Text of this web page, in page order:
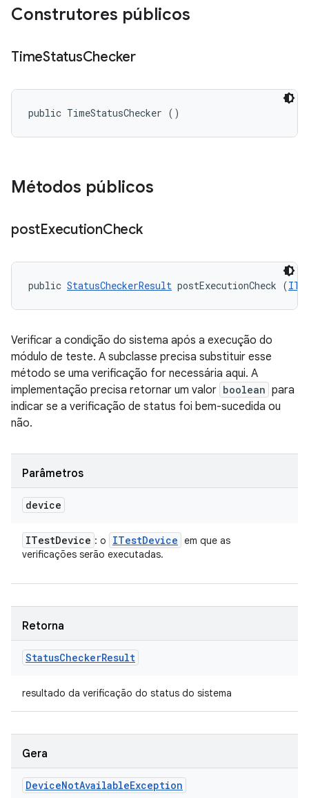
Construtores públicos
TimeStatusChecker
public TimeStatusChecker ()
Métodos públicos
postExecutionCheck
public StatusCheckerResult postExecutionCheck (
Verificar a condição do sistema após a execução do
módulo de teste. A subclasse precisa substituir esse
método se uma verificação for necessária aqui. A
implementação precisa retornar um valor boolean para
indicar se a verificação de status foi bem-sucedida ou
não.
Parâmetros
device
ITestDevice : o ITestDevice em que as
verificações serão executadas.
Retorna
StatusCheckerResult
resultado da verificação do status do sistema
Gera
DeviceNotAvailableException